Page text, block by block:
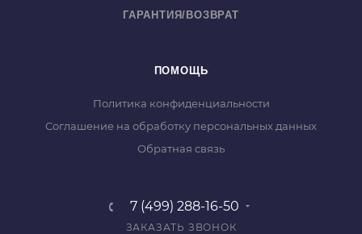
ГАРАНТИЯ/ВОЗВРАТ
ПОМОЩЬ
Политика конфиденциальности
Соглашение на обработку персональных данных
Обратная связь
7 (499) 288-16-50
ЗАКАЗАТЬ ЗВОНОК